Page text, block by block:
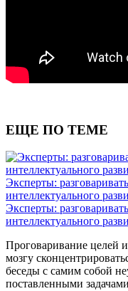
ЕЩЕ ПО ТЕМЕ
Эксперты:
интеллектуального
Эксперты:
интеллектуального
Проговаривание целей
мозгу
беседы с самим собой
поставленными задачами